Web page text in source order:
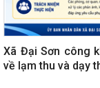
Xã Đại Sơn công
về lạm thu và dạy